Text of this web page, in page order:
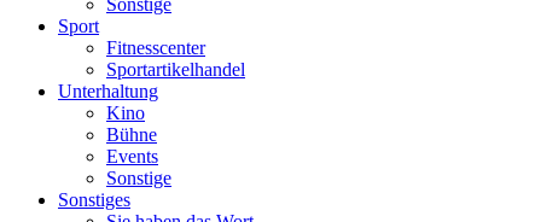
Sport
Fitnesscenter
Sportartikelhandel
Unterhaltung
Kino
Bühne
Events
Sonstige
Sonstiges